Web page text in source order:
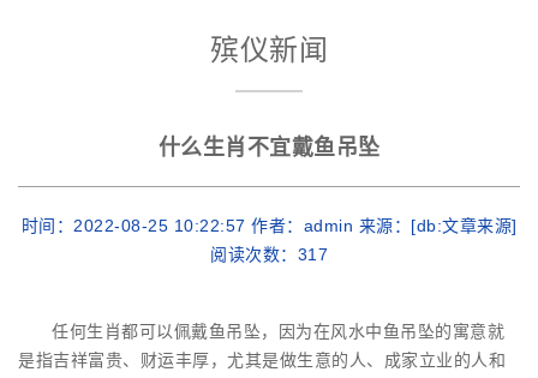
殡仪新闻
什么生肖不宜戴鱼吊坠
时间：2022-08-25 10:22:57 作者：admin 来源：[db:文章来源]
阅读次数： 317
任何生肖都可以佩戴鱼吊坠，因为在风水中鱼吊坠的寓意就
是指吉祥富贵、财运丰厚，尤其是做生意的人、成家立业的人和